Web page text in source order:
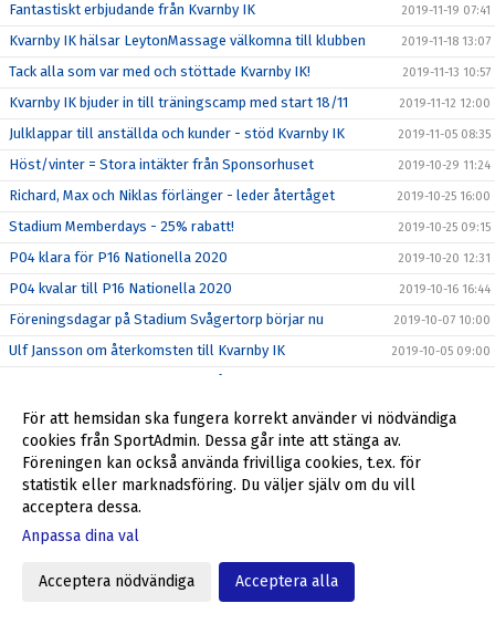
Fantastiskt erbjudande från Kvarnby IK 2019-11-19 07:41
Kvarnby IK hälsar LeytonMassage välkomna till klubben 2019-11-18 13:07
Tack alla som var med och stöttade Kvarnby IK! 2019-11-13 10:57
Kvarnby IK bjuder in till träningscamp med start 18/11 2019-11-12 12:00
Julklappar till anställda och kunder - stöd Kvarnby IK 2019-11-05 08:35
Höst/vinter = Stora intäkter från Sponsorhuset 2019-10-29 11:24
Richard, Max och Niklas förlänger - leder återtåget 2019-10-25 16:00
Stadium Memberdays - 25% rabatt! 2019-10-25 09:15
P04 klara för P16 Nationella 2020 2019-10-20 12:31
P04 kvalar till P16 Nationella 2020 2019-10-16 16:44
Föreningsdagar på Stadium Svågertorp börjar nu 2019-10-07 10:00
Ulf Jansson om återkomsten till Kvarnby IK 2019-10-05 09:00
Välkommen tillbaka till Kvarnby IK, Ulf Jansson! 2019-10-04 09:30
Grymt helgerbjudande till alla i Kvarnby IK 2019-09-27 17:55
Fantastiskt erbjudande från Kvarnby IK 2019-09-23 10:20
Min Fotboll - den nya appen i svensk fotboll
ALLA SKA SE!
SUPERWEEK = mer pengar till dig och Kvarnby IK
För att hemsidan ska fungera korrekt använder vi nödvändiga
cookies från SportAdmin. Dessa går inte att stänga av.
Föreningen kan också använda frivilliga cookies, t.ex. för
statistik eller marknadsföring. Du väljer själv om du vill
acceptera dessa.
Anpassa dina val
Acceptera nödvändiga Acceptera alla